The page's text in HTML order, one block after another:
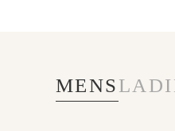
MENS